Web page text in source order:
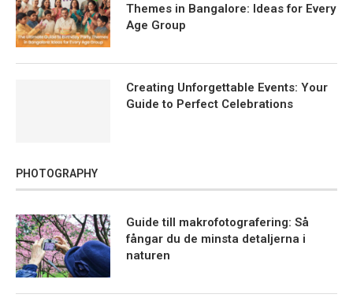
Themes in Bangalore: Ideas for Every
Age Group
Creating Unforgettable Events: Your
Guide to Perfect Celebrations
PHOTOGRAPHY
Guide till makrofotografering: Så
fångar du de minsta detaljerna i
naturen